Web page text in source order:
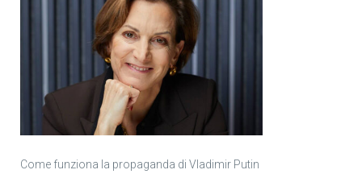
Come funziona la propaganda di Vladimir Putin